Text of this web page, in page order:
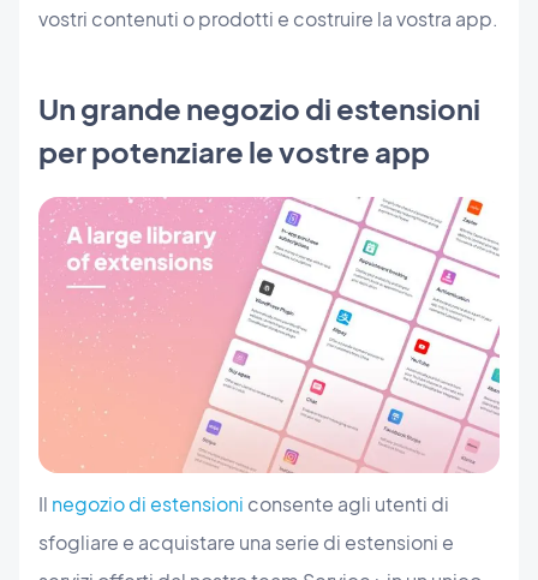
vostri contenuti o prodotti e costruire la vostra app.
Un grande negozio di estensioni
per potenziare le vostre app
Il negozio di estensioni consente agli utenti di
sfogliare e acquistare una serie di estensioni e